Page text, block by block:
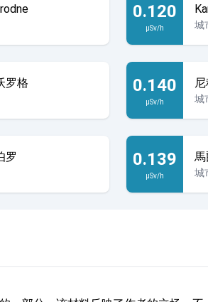
0.120
µSv/h 城
罗格 0.140
µSv/h 城
罗 0.139
µSv/h 城